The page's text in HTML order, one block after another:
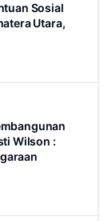
Sosial
Utara,
Wilson :